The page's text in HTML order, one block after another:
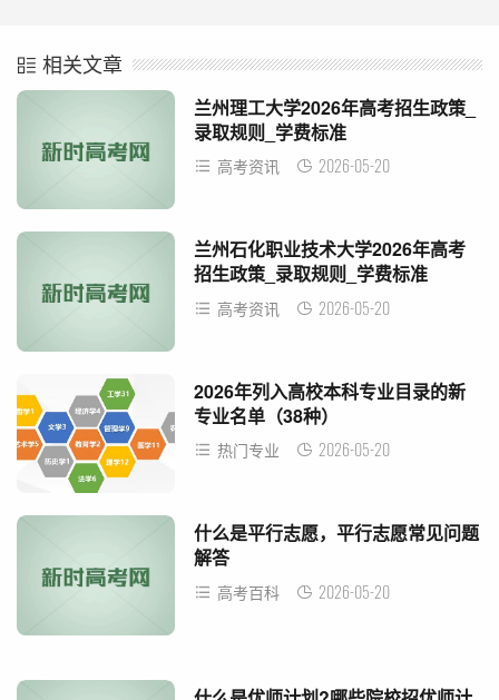
相关文章
兰州理工大学2026年高考招生政策_
录取规则_学费标准
高考资讯 2026-05-20
兰州石化职业技术大学2026年高考
招生政策_录取规则_学费标准
高考资讯 2026-05-20
2026年列入高校本科专业目录的新
专业名单（38种）
热门专业 2026-05-20
什么是平行志愿，平行志愿常见问题
解答
高考百科 2026-05-20